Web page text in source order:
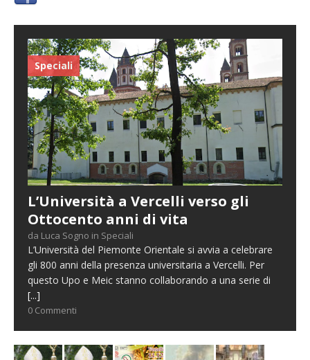
Speciali
L’Università a Vercelli verso gli
Ottocento anni di vita
da Luca Sogno in Speciali
L’Università del Piemonte Orientale si avvia a celebrare
gli 800 anni della presenza universitaria a Vercelli. Per
questo Upo e Meic stanno collaborando a una serie di
[...]
0 Commenti